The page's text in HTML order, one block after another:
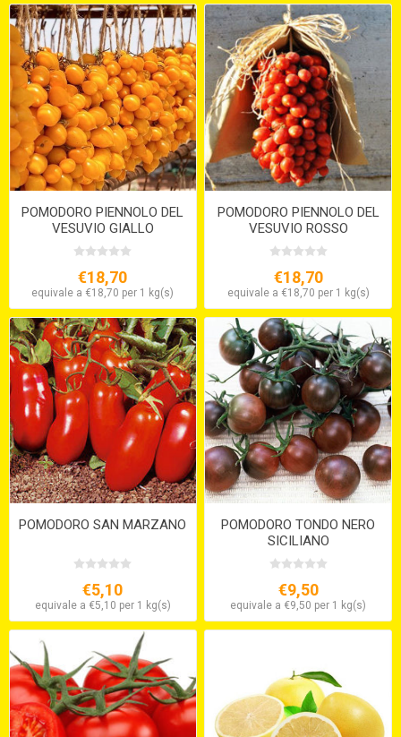
POMODORO PIENNOLO DEL
VESUVIO GIALLO
€18,70
equivale a €18,70 per 1 kg(s)
POMODORO PIENNOLO DEL
VESUVIO ROSSO
€18,70
equivale a €18,70 per 1 kg(s)
POMODORO SAN MARZANO
€5,10
equivale a €5,10 per 1 kg(s)
POMODORO TONDO NERO
SICILIANO
€9,50
equivale a €9,50 per 1 kg(s)